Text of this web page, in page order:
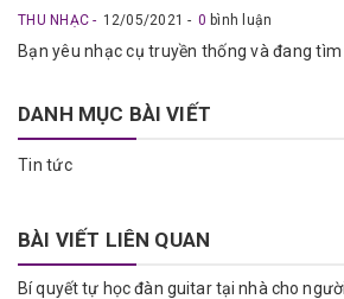
THU NHẠC 12/05/2021 0 bình luận
Bạn yêu nhạc cụ truyền thống và đang tìm
DANH MỤC BÀI VIẾT
Tin tức
BÀI VIẾT LIÊN QUAN
Bí quyết tự học đàn guitar tại nhà cho